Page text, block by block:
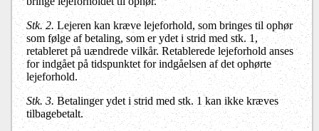
Stk. 2.Lejeren kan kræve lejeforhold, som bringes til ophør
som følge af betaling, som er ydet i strid med stk. 1,
retableret på uændrede vilkår. Retablerede lejeforhold anses
for indgået på tidspunktet for indgåelsen af det ophørte
lejeforhold.
Stk. 3.Betalinger ydet i strid med stk. 1 kan ikke kræves
tilbagebetalt.